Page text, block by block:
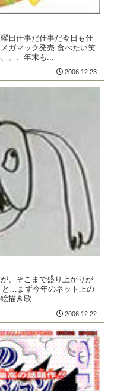
日仕事だ仕事だ今日も仕
ガマック発売 食べたい笑
、、年末も...
2006.12.23
、そこまで盛り上がりが
と…まず今年のネット上の
描き歌 ...
2006.12.22